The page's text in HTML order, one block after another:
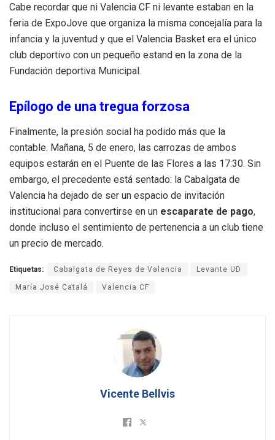
Cabe recordar que ni Valencia CF ni levante estaban en la
feria de ExpoJove que organiza la misma concejalía para la
infancia y la juventud y que el Valencia Basket era el único
club deportivo con un pequeño estand en la zona de la
Fundación deportiva Municipal.
Epílogo de una tregua forzosa
Finalmente, la presión social ha podido más que la
contable. Mañana, 5 de enero, las carrozas de ambos
equipos estarán en el Puente de las Flores a las 17:30. Sin
embargo, el precedente está sentado: la Cabalgata de
Valencia ha dejado de ser un espacio de invitación
institucional para convertirse en un escaparate de pago,
donde incluso el sentimiento de pertenencia a un club tiene
un precio de mercado.
Etiquetas: Cabalgata de Reyes de Valencia Levante UD
María José Catalá Valencia CF
Vicente Bellvis